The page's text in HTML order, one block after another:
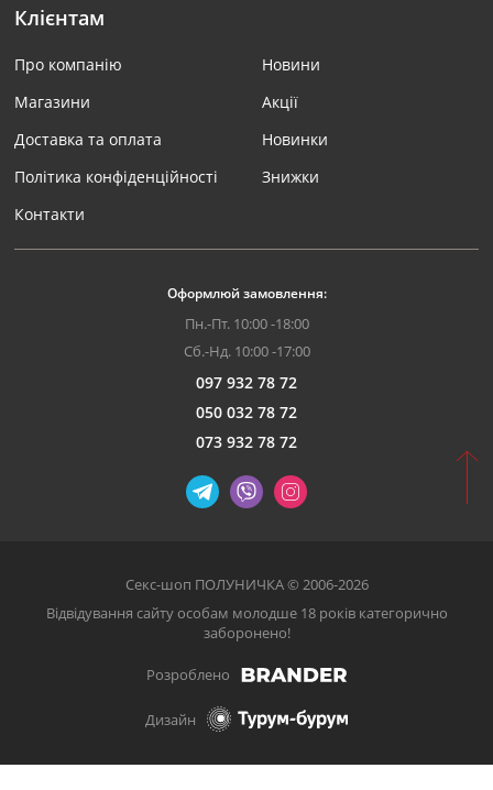
Клієнтам
Про компанію
Магазини
Доставка та оплата
Політика конфіденційності
Контакти
Новини
Акції
Новинки
Знижки
Оформлюй замовлення:
Пн.-Пт. 10:00 -18:00
Сб.-Нд. 10:00 -17:00
097 932 78 72
050 032 78 72
073 932 78 72
Секс-шоп ПОЛУНИЧКА © 2006-2026
Відвідування сайту особам молодше 18 років категорично
заборонено!
Розроблено
Дизайн